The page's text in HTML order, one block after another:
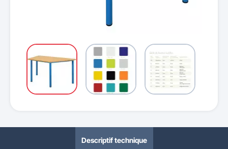
Descriptif technique